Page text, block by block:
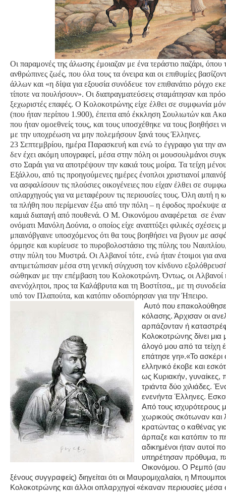
Οι παραμονές της άλωσης έμοιαζαν με ένα τεράστιο παζάρι,
ανθρώπινες ζωές, που όλα τους τα όνειρα και οι επιθυμίες
άλλων και «η δίψα για εξουσία συνόδευε τον επιθανάτιο ρόγχο
τίποτε να πουλήσουν». Οι διαπραγματεύσεις σταμάτησαν και
ξεχωριστές επαφές. Ο Κολοκοτρώνης είχε έλθει σε συμφωνία
(που ήταν περίπου 1.900), έπειτα από έκκληση Σουλιωτών και
που ήταν ομοεθνείς τους, και τους υποσχέθηκε να τους βοηθήσει
με την υποχρέωση να μην πολεμήσουν ξανά τους Έλληνες.
23 Σεπτεμβρίου, ημέρα Παρασκευή και ενώ το έγγραφο για την
δεν έχει ακόμη υπογραφεί, μέσα στην πόλη οι μουσουλμάνοι
στο Σαράι για να αποτρέψουν την κακιά τους μοίρα. Τα τείχη
Εξάλλου, από τις προηγούμενες ημέρες ένοπλοι χριστιανοί
να ασφαλίσουν τις πλούσιες οικογένειες που είχαν έλθει σε
οπλαρχηγούς για να μεταφέρουν τις περιουσίες τους. Όλη αυτή η
τα πλήθη που περίμεναν έξω από την πόλη – η έφοδος προέκυψε
καμιά διαταγή από πουθενά. Ο Μ. Οικονόμου αναφέρεται σε
ονόματι Μανόλη Δούνια, ο οποίος είχε αναπτύξει φιλικές σχέσεις
μπαινόβγαινε υποσχόμενος ότι θα τους βοηθήσει να βγουν με
όρμησε και κυρίευσε το πυροβολοστάσιο της πύλης του
στην πύλη του Μυστρά. Οι Αλβανοί τότε, ενώ ήταν έτοιμοι για
αντιμετώπισαν μέσα στη γενική σύγχυση τον κίνδυνο
σώθηκαν με την επέμβαση του Κολοκοτρώνη. Όντως, οι Αλβανοί
ανενόχλητοι, προς τα Καλάβρυτα και τη Βοστίτσα,, με τη
υπό τον Πλαπούτα, και κατόπιν οδοιπόρησαν για την Ήπειρο.
Αυτό που
κόλασης. Άρχισαν οι
αρπάζονταν ή
Κολοκοτρώνης δίνει μια
άλογό μου από τα τείχη
επάτησε γη».«Το
ελληνικό έκοβε και
ως Κυριακήν, γυναίκες,
τριάντα δύο χιλιάδες.
ενενήντα Έλληνες.
Από τους ισχυρότερους
χωρικούς σκότωναν και
κρατώντας ο καθένας
άρπαζε και κατόπιν το
αδικημένοι ήταν αυτοί
υπηρέτησαν πρόθυμα,
Οικονόμου. Ο Ρεμπό
ξένους συγγραφείς) διηγείται ότι οι Μαυρομιχαλαίοι, η
Κολοκοτρώνης και άλλοι οπλαρχηγοί «έκαναν περιουσίες μέσα